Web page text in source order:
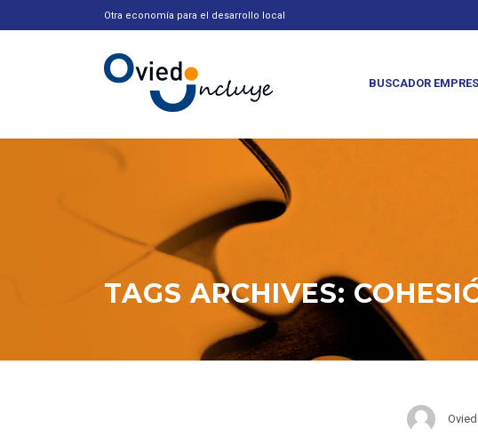
Otra economía para el desarrollo local
BUSCADOR
TAGS ARCHIVES: